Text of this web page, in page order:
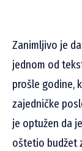
Zanimljivo je
jednom od
prošle godine,
zajedničke
je optužen da
oštetio budžet